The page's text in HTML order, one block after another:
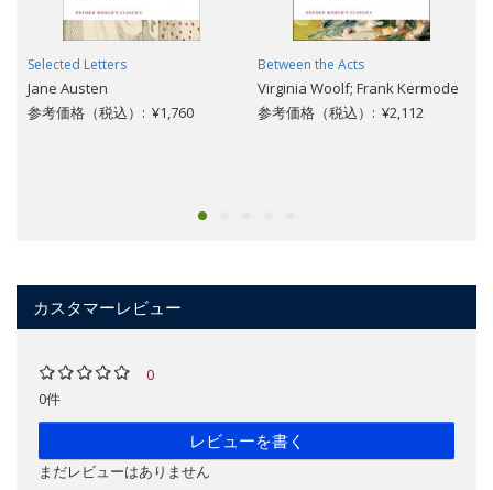
Selected Letters
Jane Austen
参考価格（税込）: ¥1,760
Between the Acts
Virginia Woolf; Frank Kermode
参考価格（税込）: ¥2,112
カスタマーレビュー
0
0件
レビューを書く
まだレビューはありません